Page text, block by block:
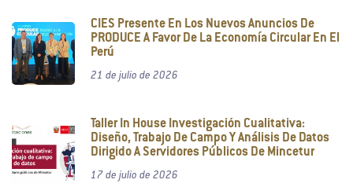
CIES Presente En Los Nuevos Anuncios De
PRODUCE A Favor De La Economía Circular En El
Perú
21 de julio de 2026
Taller In House Investigación Cualitativa:
Diseño, Trabajo De Campo Y Análisis De Datos
Dirigido A Servidores Públicos De Mincetur
17 de julio de 2026